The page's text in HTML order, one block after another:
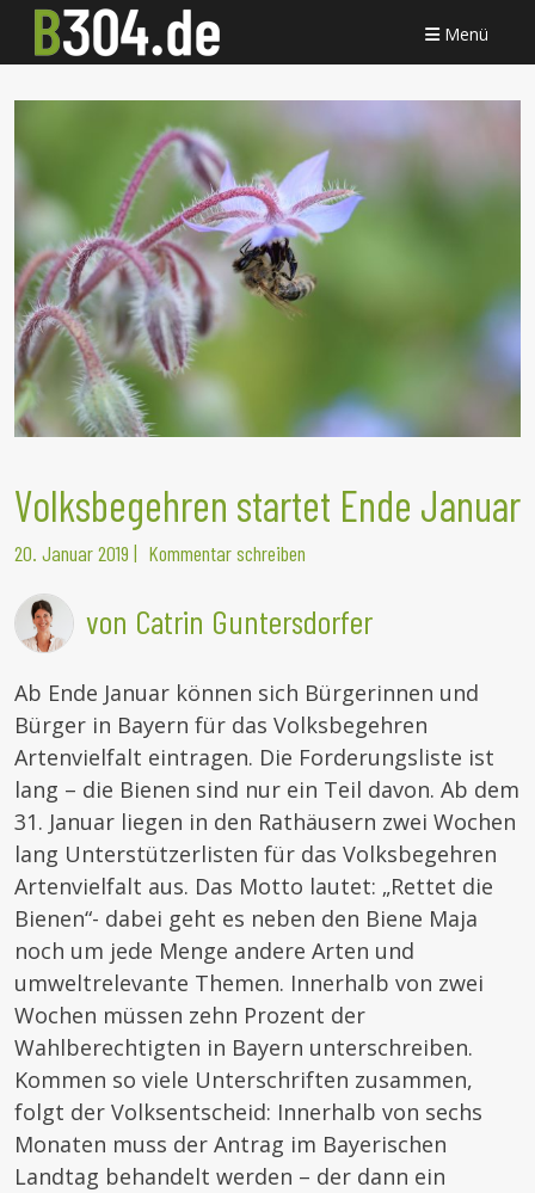
Menü
Volksbegehren startet Ende Januar
20. Januar 2019 | Kommentar schreiben
von Catrin Guntersdorfer
Ab Ende Januar können sich Bürgerinnen und
Bürger in Bayern für das Volksbegehren
Artenvielfalt eintragen. Die Forderungsliste ist
lang – die Bienen sind nur ein Teil davon. Ab dem
31. Januar liegen in den Rathäusern zwei Wochen
lang Unterstützerlisten für das Volksbegehren
Artenvielfalt aus. Das Motto lautet: „Rettet die
Bienen“- dabei geht es neben den Biene Maja
noch um jede Menge andere Arten und
umweltrelevante Themen. Innerhalb von zwei
Wochen müssen zehn Prozent der
Wahlberechtigten in Bayern unterschreiben.
Kommen so viele Unterschriften zusammen,
folgt der Volksentscheid: Innerhalb von sechs
Monaten muss der Antrag im Bayerischen
Landtag behandelt werden – der dann ein